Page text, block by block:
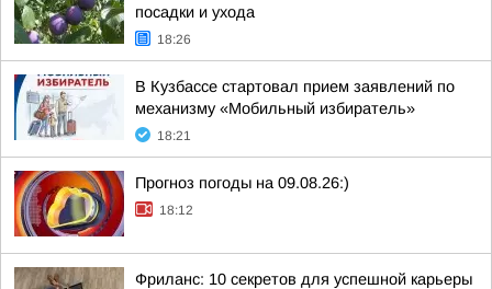
посадки и ухода
18:26
В Кузбассе стартовал прием заявлений по
механизму «Мобильный избиратель»
18:21
Прогноз погоды на 09.08.26:)
18:12
Фриланс: 10 секретов для успешной карьеры